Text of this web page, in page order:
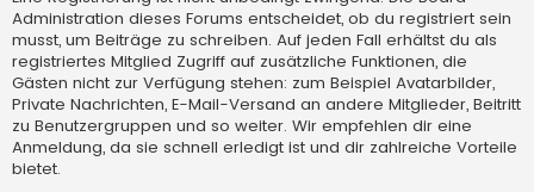
Administration dieses Forums entscheidet, ob du registriert sein
musst, um Beiträge zu schreiben. Auf jeden Fall erhältst du als
registriertes Mitglied Zugriff auf zusätzliche Funktionen, die
Gästen nicht zur Verfügung stehen: zum Beispiel Avatarbilder,
Private Nachrichten, E-Mail-Versand an andere Mitglieder, Beitritt
zu Benutzergruppen und so weiter. Wir empfehlen dir eine
Anmeldung, da sie schnell erledigt ist und dir zahlreiche Vorteile
bietet.